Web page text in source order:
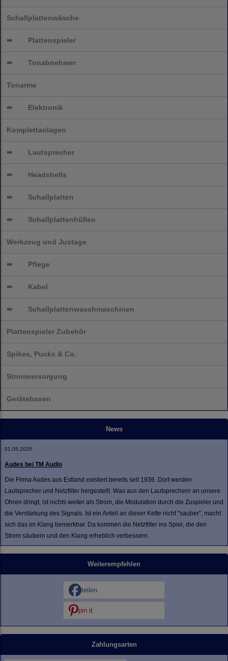
Schallplattenwäsche
➨ Plattenspieler
➨ Tonabnehmer
Tonarme
➨ Elektronik
Komplettanlagen
➨ Lautsprecher
➨ Headshells
➨ Schallplatten
➨ Schallplattenhüllen
Werkzeug und Justage
➨ Pflege
➨ Kabel
➨ Schallplattenwaschmaschinen
Plattenspieler Zubehör
Spikes, Pucks & Co.
Stromversorgung
Gerätebasen
News
01.05.2025
Audes bei TM Audio
Die Firma Audes aus Estland existiert bereits seit 1936. Dort werden
Lautsprecher und Netzfilter hergestellt. Was aus den Lautsprechern an unsere
Ohren dringt, ist nichts weiter als Strom, die Modulation durch die Zuspieler und
die Verstärkung des Signals. Ist ein Anteil an dieser Kette nicht "sauber", macht
sich das im Klang bemerkbar. Da kommen die Netzfilter ins Spiel, die den
Strom säubern und den Klang erheblich verbessern.
Weiterempfehlen
teilen
pin it
Zahlungsarten